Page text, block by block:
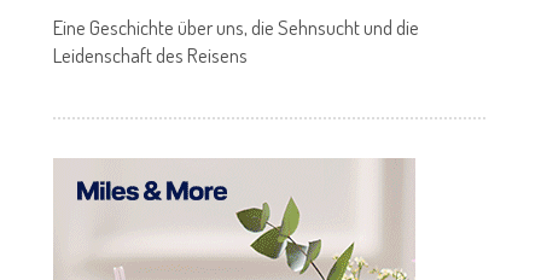
Eine Geschichte über uns, die Sehnsucht und die
Leidenschaft des Reisens